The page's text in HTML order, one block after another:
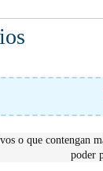
o que contengan
poder